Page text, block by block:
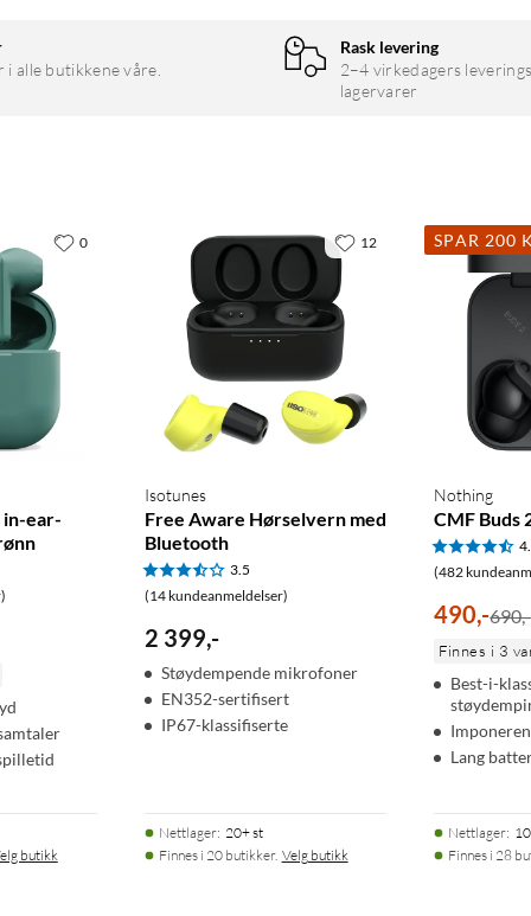
i alle butikkene våre.
Rask levering
2–4 virkedagers
lagervarer
in-ear-
butikk
0
Isotunes
Free Aware Hørselvern med
Bluetooth
3.5
(14 kundeanmeldelser)
2 399,-
Støydempende mikrofoner
EN352-sertifisert
IP67-klassifiserte
Nettlager: 20+ st
Finnes i 20 butikker. Velg butikk
12 SPAR 200
Nothing
CMF Buds
(482
490,-690,-
Finnes i 3
Best-i-
Lang
Nettlager:
Finnes i 28